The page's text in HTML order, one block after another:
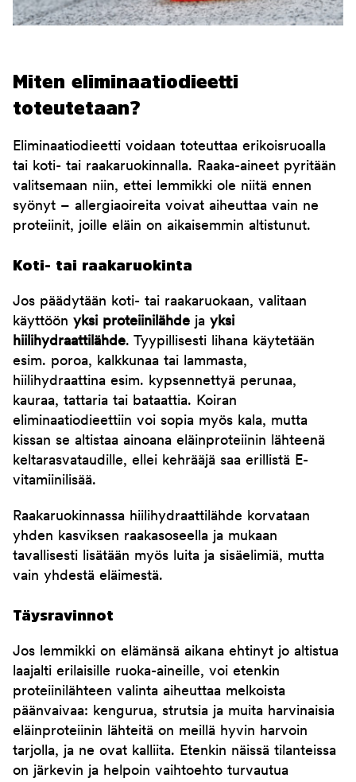
Miten eliminaatiodieetti
toteutetaan?
Eliminaatiodieetti voidaan toteuttaa erikoisruoalla
tai koti- tai raakaruokinnalla. Raaka-aineet pyritään
valitsemaan niin, ettei lemmikki ole niitä ennen
syönyt – allergiaoireita voivat aiheuttaa vain ne
proteiinit, joille eläin on aikaisemmin altistunut.
Koti- tai raakaruokinta
Jos päädytään koti- tai raakaruokaan, valitaan
käyttöön yksi proteiinilähde ja yksi
hiilihydraattilähde. Tyypillisesti lihana käytetään
esim. poroa, kalkkunaa tai lammasta,
hiilihydraattina esim. kypsennettyä perunaa,
kauraa, tattaria tai bataattia. Koiran
eliminaatiodieettiin voi sopia myös kala, mutta
kissan se altistaa ainoana eläinproteiinin lähteenä
keltarasvataudille, ellei kehrääjä saa erillistä E-
vitamiinilisää.
Raakaruokinnassa hiilihydraattilähde korvataan
yhden kasviksen raakasoseella ja mukaan
tavallisesti lisätään myös luita ja sisäelimiä, mutta
vain yhdestä eläimestä.
Täysravinnot
Jos lemmikki on elämänsä aikana ehtinyt jo altistua
laajalti erilaisille ruoka-aineille, voi etenkin
proteiinilähteen valinta aiheuttaa melkoista
päänvaivaa: kengurua, strutsia ja muita harvinaisia
eläinproteiinin lähteitä on meillä hyvin harvoin
tarjolla, ja ne ovat kalliita. Etenkin näissä tilanteissa
on järkevin ja helpoin vaihtoehto turvautua